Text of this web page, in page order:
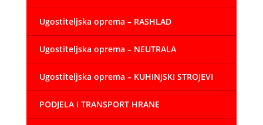
Ugostiteljska oprema – RASHLAD
Ugostiteljska oprema – NEUTRALA
Ugostiteljska oprema – KUHINJSKI STROJEVI
PODJELA I TRANSPORT HRANE